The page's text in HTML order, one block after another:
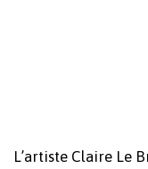
L’artiste Claire Le